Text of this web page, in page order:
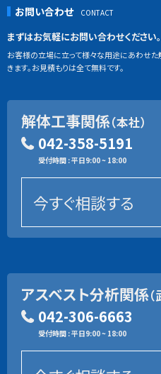
お問い合わせ
まずはお気軽にお問い合わせください。
お客様の立場に立って様々な用途にあわせ
きます。お見積もりは全て無料です。
解体工事関係（本社）
042-358-5191
受付時間 : 平日9:00 ~ 18:00
今すぐ相談する
アスベスト分析関係
042-306-6663
受付時間 : 平日9:00 ~ 18:00